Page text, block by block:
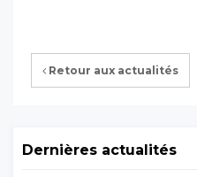
Retour aux actualités
Dernières actualités